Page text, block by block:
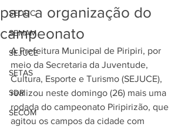
SEDUC
SEMAM
SEJUCE
SETAS
SDR
SECOM
para a organização do
campeonato
A Prefeitura Municipal de Piripiri, por
meio da Secretaria da Juventude,
Cultura, Esporte e Turismo (SEJUCE),
realizou neste domingo (26) mais uma
rodada do campeonato Piripirizão, que
agitou os campos da cidade com